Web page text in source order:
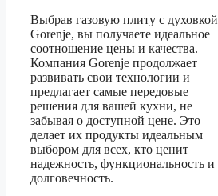
Выбрав газовую плиту с духовкой
Gorenje, вы получаете идеальное
соотношение цены и качества.
Компания Gorenje продолжает
развивать свои технологии и
предлагает самые передовые
решения для вашей кухни, не
забывая о доступной цене. Это
делает их продукты идеальным
выбором для всех, кто ценит
надежность, функциональность и
долговечность.